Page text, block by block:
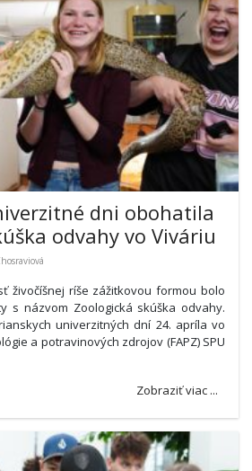
dni obohatila
odvahy vo Viváriu
živočíšnej ríše zážitkovou formou bolo
s názvom Zoologická skúška odvahy.
univerzitných dní 24. apríla vo
a potravinových zdrojov (FAPZ) SPU
Zobraziť viac ...